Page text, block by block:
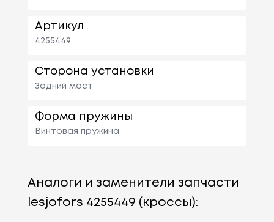
Артикул
4255449
Сторона установки
Задний мост
Форма пружины
Винтовая пружина
Аналоги и заменители запчасти
lesjofors 4255449 (кроссы):